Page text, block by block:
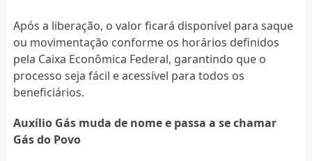
Após a liberação, o valor ficará disponível para saque
ou movimentação conforme os horários definidos
pela Caixa Econômica Federal, garantindo que o
processo seja fácil e acessível para todos os
beneficiários.
Auxílio Gás muda de nome e passa a se chamar
Gás do Povo